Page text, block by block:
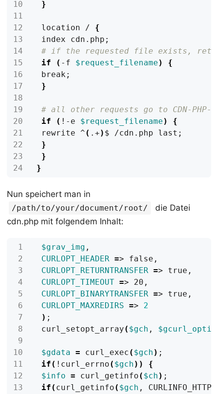
}
location / {
index cdn.php ;
# if the requested file exists,
if
( -f $request_filename)
{
break;
}
# all other requests go to CDN-PHP-
if
( !-e $request_filename)
{
rewrite ^ ( .+) $ /cdn.php last ;
}
}
}
Nun speichert man in
/path/to/your/document/root/
die Datei
cdn.php mit folgendem Inhalt:
$grav_img
CURLOPT_HEADER =
CURLOPT_RETURNTRANSFER =
CURLOPT_TIMEOUT =
CURLOPT_BINARYTRANSFER =
CURLOPT_MAXREDIRS => 2
) ;
curl_setopt_array ( $gch ,
$gdata = curl_exec ( $gch) ;
if ( !curl_errno ( $gch))
{
$info = curl_getinfo ( $ch) ;
if ( curl_getinfo ( $gch ,